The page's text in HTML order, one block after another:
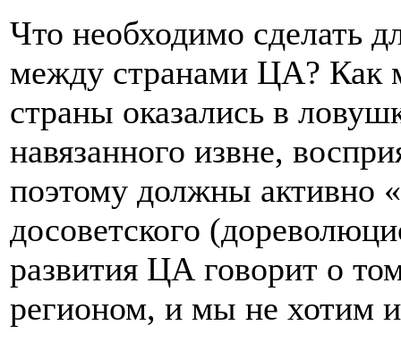
Что необходимо сделать
между странами ЦА? Как
страны оказались в
навязанного извне,
поэтому должны активно
досоветского
развития ЦА говорит о
регионом, и мы не хотим